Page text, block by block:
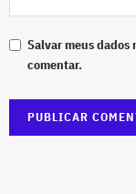
Salvar meus dados
comentar.